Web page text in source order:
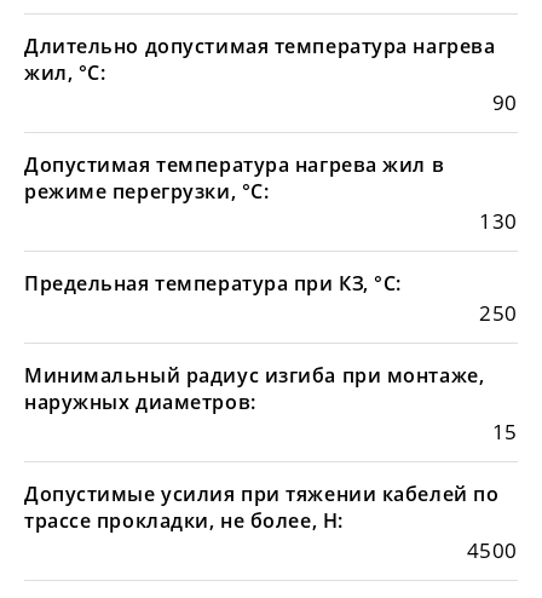
Длительно допустимая температура нагрева
жил, °С:
90
Допустимая температура нагрева жил в
режиме перегрузки, °С:
130
Предельная температура при КЗ, °С:
250
Минимальный радиус изгиба при монтаже,
наружных диаметров:
15
Допустимые усилия при тяжении кабелей по
трассе прокладки, не более, Н:
4500